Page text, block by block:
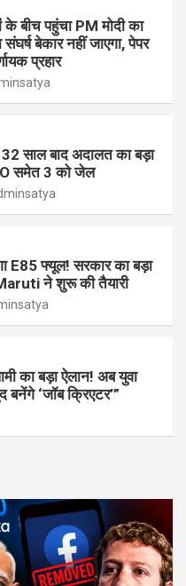
के बीच पहुंचा PM मोदी का
बेकार नहीं जाएगा, पेपर
प्रहार
32 साल बाद अदालत का बड़ा
समेत 3 को जेल
E85 फ्यूल! सरकार का बड़ा
ने शुरू की तैयारी
का बड़ा ऐलान! अब युवा
‘जॉब क्रिएटर’”